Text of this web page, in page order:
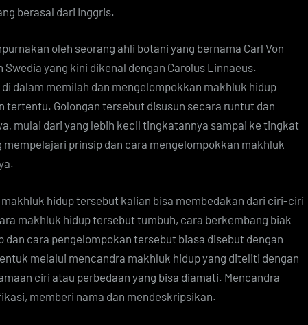
berasal dari Inggris.
oleh seorang ahli botani yang bernama Carl Von
yang kini dikenal dengan Carolus Linnaeus.
dalam memilah dan mengelompokkan makhluk hidup
tertentu. Golongan tersebut disusun secara runtut dan
mulai dari yang lebih kecil tingkatannya sampai ke tingkat
mempelajari prinsip dan cara mengelompokkan makhluk
hidup tersebut kalian bisa membedakan dari ciri-ciri
makhluk hidup tersebut tumbuh, cara berkembang biak
dan cara pengelompokan tersebut biasa disebut dengan
melalui mencandra makhluk hidup yang diteliti dengan
ciri atau perbedaan yang bisa diamati. Mencandra
memberi nama dan mendeskripsikan.